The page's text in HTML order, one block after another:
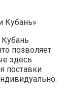
Кубань»
позволяет
здесь
поставки